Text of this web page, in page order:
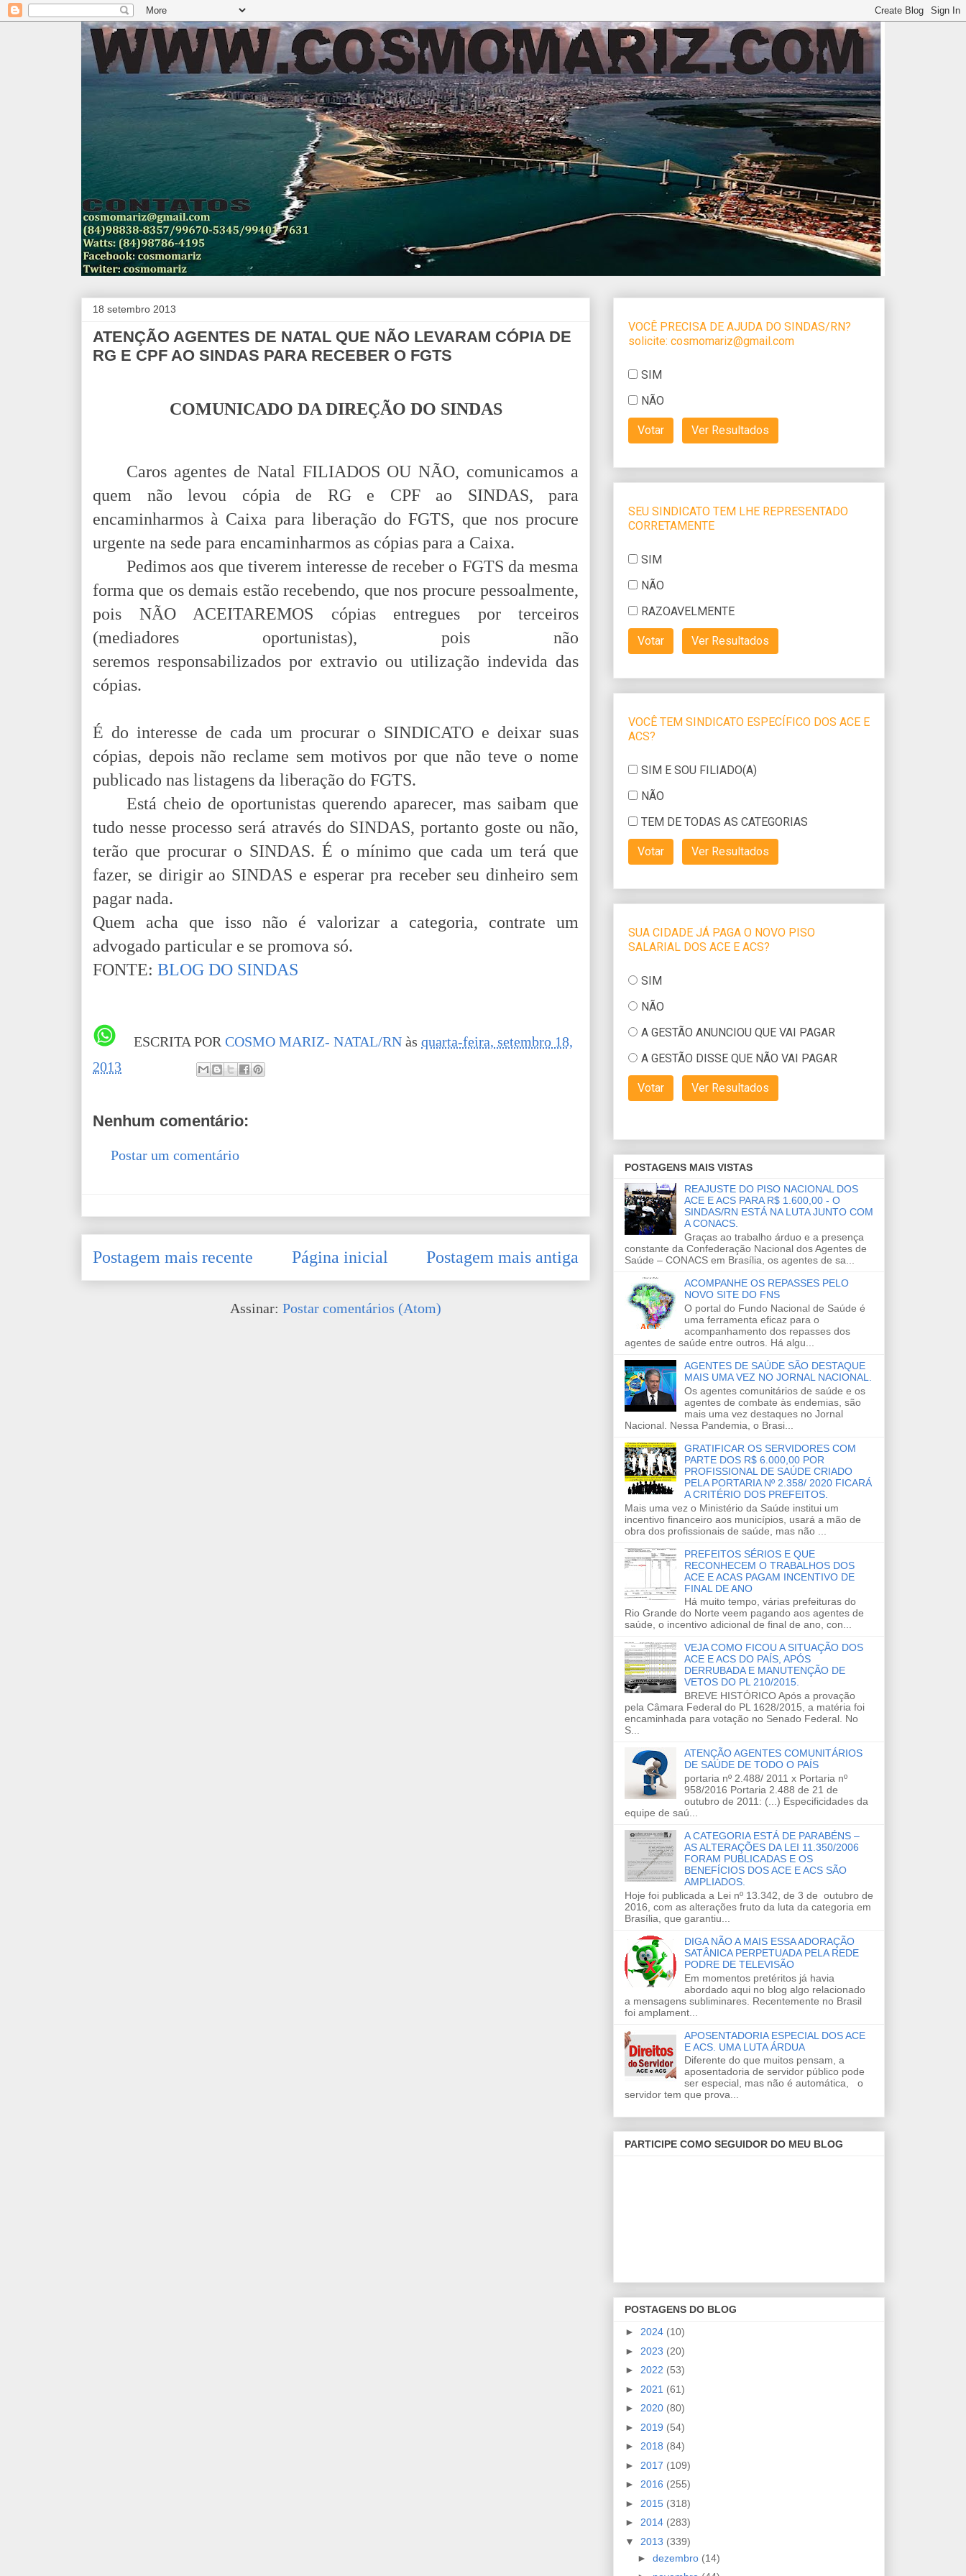
18 setembro 2013
ATENÇÃO AGENTES DE NATAL QUE NÃO LEVARAM CÓPIA DE
RG E CPF AO SINDAS PARA RECEBER O FGTS
COMUNICADO DA DIREÇÃO DO SINDAS
Caros agentes de Natal FILIADOS OU NÃO, comunicamos a
quem não levou cópia de RG e CPF ao SINDAS, para
encaminharmos à Caixa para liberação do FGTS, que nos procure
urgente na sede para encaminharmos as cópias para a Caixa.
Pedimos aos que tiverem interesse de receber o FGTS da mesma
forma que os demais estão recebendo, que nos procure pessoalmente,
pois NÃO ACEITAREMOS cópias entregues por terceiros
(mediadores oportunistas), pois não
seremos responsabilizados por extravio ou utilização indevida das
cópias.
É do interesse de cada um procurar o SINDICATO e deixar suas
cópias, depois não reclame sem motivos por que não teve o nome
publicado nas listagens da liberação do FGTS.
Está cheio de oportunistas querendo aparecer, mas saibam que
tudo nesse processo será através do SINDAS, portanto goste ou não,
terão que procurar o SINDAS. É o mínimo que cada um terá que
fazer, se dirigir ao SINDAS e esperar pra receber seu dinheiro sem
pagar nada.
Quem acha que isso não é valorizar a categoria, contrate um
advogado particular e se promova só.
FONTE: BLOG DO SINDAS
ESCRITA POR COSMO MARIZ- NATAL/RN às quarta-feira, setembro 18,
2013
Nenhum comentário:
Postar um comentário
Postagem mais recente Postagem mais antiga
Página inicial
Assinar: Postar comentários (Atom)
POSTAGENS MAIS VISTAS
REAJUSTE DO PISO NACIONAL DOS
ACE E ACS PARA R$ 1.600,00 - O
SINDAS/RN ESTÁ NA LUTA JUNTO COM
A CONACS.
Graças ao trabalho árduo e a presença
constante da Confederação Nacional dos Agentes de
Saúde – CONACS em Brasília, os agentes de sa...
ACOMPANHE OS REPASSES PELO
NOVO SITE DO FNS
O portal do Fundo Nacional de Saúde é
uma ferramenta eficaz para o
acompanhamento dos repasses dos
agentes de saúde entre outros. Há algu...
AGENTES DE SAÚDE SÃO DESTAQUE
MAIS UMA VEZ NO JORNAL NACIONAL.
Os agentes comunitários de saúde e os
agentes de combate às endemias, são
mais uma vez destaques no Jornal
Nacional. Nessa Pandemia, o Brasi...
GRATIFICAR OS SERVIDORES COM
PARTE DOS R$ 6.000,00 POR
PROFISSIONAL DE SAÚDE CRIADO
PELA PORTARIA Nº 2.358/ 2020 FICARÁ
A CRITÉRIO DOS PREFEITOS.
Mais uma vez o Ministério da Saúde institui um
incentivo financeiro aos municípios, usará a mão de
obra dos profissionais de saúde, mas não ...
PREFEITOS SÉRIOS E QUE
RECONHECEM O TRABALHOS DOS
ACE E ACAS PAGAM INCENTIVO DE
FINAL DE ANO
Há muito tempo, várias prefeituras do
Rio Grande do Norte veem pagando aos agentes de
saúde, o incentivo adicional de final de ano, con...
VEJA COMO FICOU A SITUAÇÃO DOS
ACE E ACS DO PAÍS, APÓS
DERRUBADA E MANUTENÇÃO DE
VETOS DO PL 210/2015.
BREVE HISTÓRICO Após a provação
pela Câmara Federal do PL 1628/2015, a matéria foi
encaminhada para votação no Senado Federal. No
S...
ATENÇÃO AGENTES COMUNITÁRIOS
DE SAÚDE DE TODO O PAÍS
portaria nº 2.488/ 2011 x Portaria nº
958/2016 Portaria 2.488 de 21 de
outubro de 2011: (...) Especificidades da
equipe de saú...
A CATEGORIA ESTÁ DE PARABÉNS –
AS ALTERAÇÕES DA LEI 11.350/2006
FORAM PUBLICADAS E OS
BENEFÍCIOS DOS ACE E ACS SÃO
AMPLIADOS.
Hoje foi publicada a Lei nº 13.342, de 3 de outubro de
2016, com as alterações fruto da luta da categoria em
Brasília, que garantiu...
DIGA NÃO A MAIS ESSA ADORAÇÃO
SATÂNICA PERPETUADA PELA REDE
PODRE DE TELEVISÃO
Em momentos pretéritos já havia
abordado aqui no blog algo relacionado
a mensagens subliminares. Recentemente no Brasil
foi amplament...
APOSENTADORIA ESPECIAL DOS ACE
E ACS. UMA LUTA ÁRDUA
Diferente do que muitos pensam, a
aposentadoria de servidor público pode
ser especial, mas não é automática, o
servidor tem que prova...
PARTICIPE COMO SEGUIDOR DO MEU BLOG
POSTAGENS DO BLOG
► 2024 (10)
► 2023 (20)
► 2022 (53)
► 2021 (61)
► 2020 (80)
► 2019 (54)
► 2018 (84)
► 2017 (109)
► 2016 (255)
► 2015 (318)
► 2014 (283)
▼ 2013 (339)
► dezembro (14)